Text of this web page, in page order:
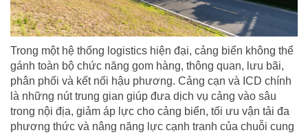
Trong một hệ thống logistics hiện đại, cảng biển không thể
gánh toàn bộ chức năng gom hàng, thông quan, lưu bãi,
phân phối và kết nối hậu phương. Cảng cạn và ICD chính
là những nút trung gian giúp đưa dịch vụ cảng vào sâu
trong nội địa, giảm áp lực cho cảng biển, tối ưu vận tải đa
phương thức và nâng năng lực cạnh tranh của chuỗi cung